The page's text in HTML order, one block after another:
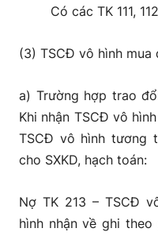
Có các TK 111,
(3) TSCĐ vô hình
a) Trường hợp trao
Khi nhận TSCĐ vô
TSCĐ vô hình tương
cho SXKD, hạch toán:
Nợ TK 213 – TSCĐ
hình nhận về ghi